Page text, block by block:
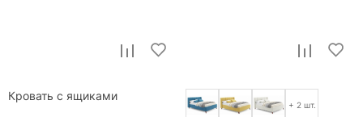
Кровать с ящиками
+ 2 шт.